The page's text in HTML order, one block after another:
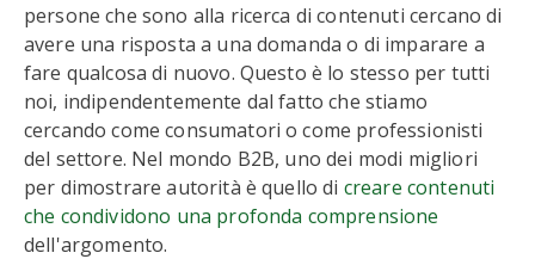
persone che sono alla ricerca di contenuti cercano di
avere una risposta a una domanda o di imparare a
fare qualcosa di nuovo. Questo è lo stesso per tutti
noi, indipendentemente dal fatto che stiamo
cercando come consumatori o come professionisti
del settore. Nel mondo B2B, uno dei modi migliori
per dimostrare autorità è quello di creare contenuti
che condividono una profonda comprensione
dell'argomento.